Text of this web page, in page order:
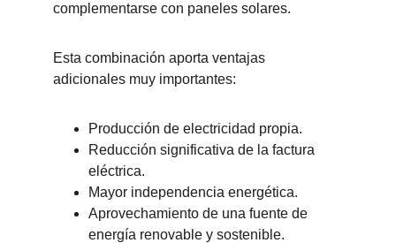
complementarse con paneles solares.
Esta combinación aporta ventajas
adicionales muy importantes:
Producción de electricidad propia.
Reducción significativa de la factura
eléctrica.
Mayor independencia energética.
Aprovechamiento de una fuente de
energía renovable y sostenible.